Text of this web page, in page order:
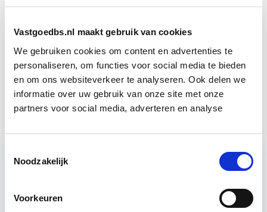
Vastgoedbs.nl maakt gebruik van cookies
We gebruiken cookies om content en advertenties te
personaliseren, om functies voor social media te bieden
en om ons websiteverkeer te analyseren. Ook delen we
informatie over uw gebruik van onze site met onze
partners voor social media, adverteren en analyse
Noodzakelijk
Voorkeuren
Verduurzaming Vastgoed en
DMJOP
sep
Circulair Bouwen Start do 24 sep